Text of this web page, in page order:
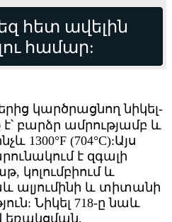
հետ ավելին
համար:
կարծրացնող նիկել-
բարձր ամրությամբ և
1300°F (704°C):Այս
է զգալի
կոլումբիում և
ալյումինի և տիտանի
Նիկել 718-ը նաև